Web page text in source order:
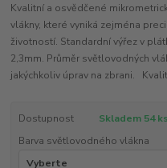
Kvalitní a osvědčené
vlákny, které vyniká zejména
životností. Standardní výřez v
2,3mm. Průměr světlovodných
jakýchkoliv úprav na zbrani.
Dostupnost
Skladem 54 ks
Barva světlovodného vlákna